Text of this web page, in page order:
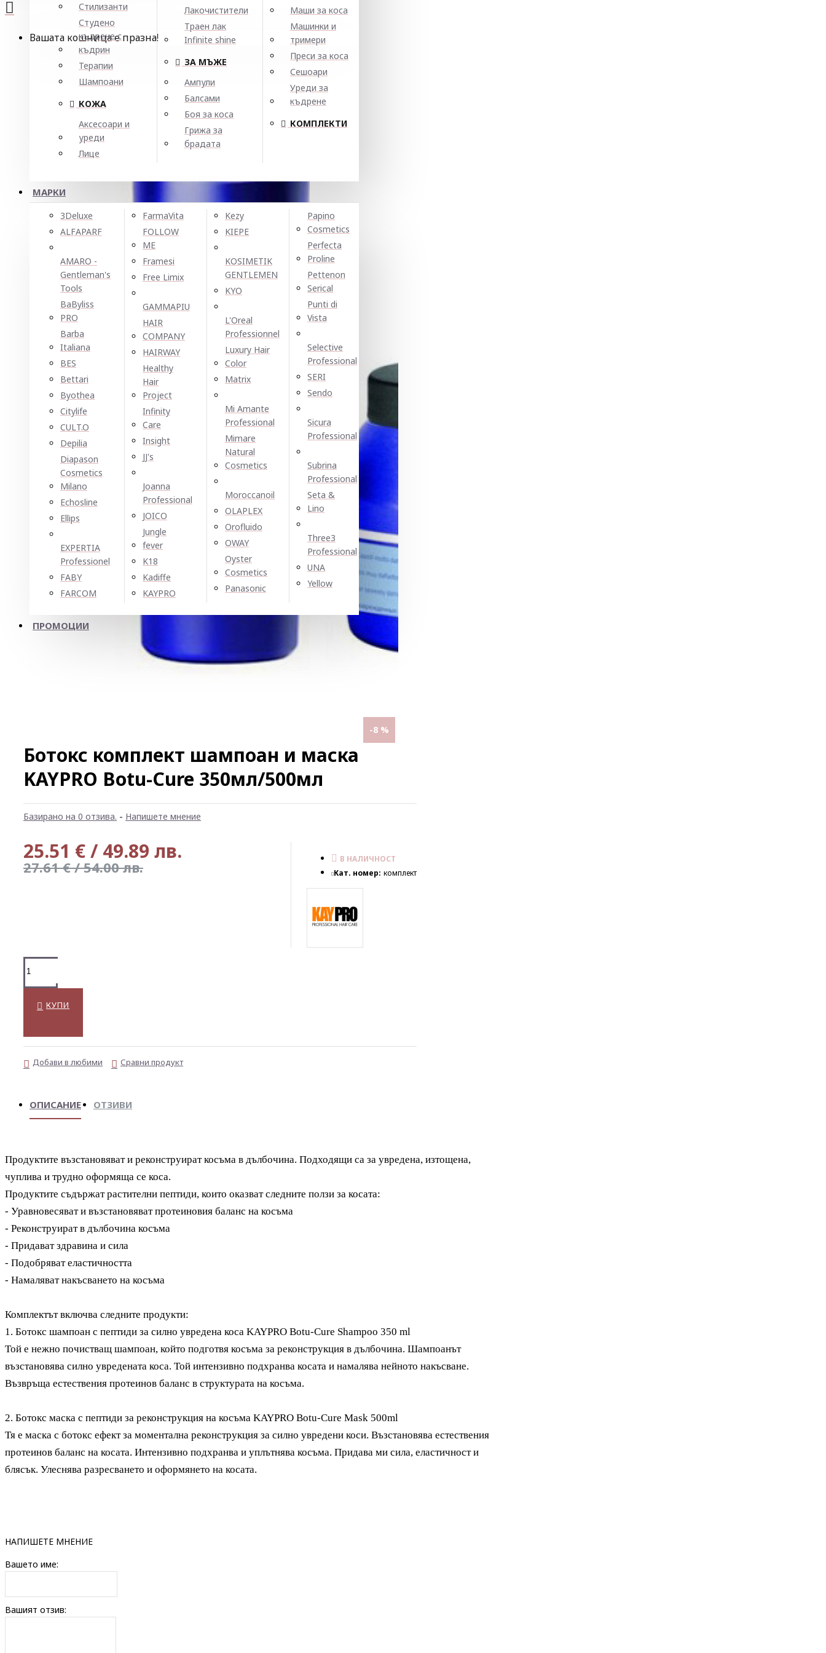
Стилизанти
Студено
къдрене с
къдрин
Терапии
Шампоани
КОЖА
Аксесоари и
уреди
Лице
Лакочистители
Траен лак
Infinite shine
ЗА МЪЖЕ
Ампули
Балсами
Боя за коса
Грижа за
брадата
Маши за коса
Машинки и
тримери
Преси за коса
Сешоари
Уреди за
къдрене
КОМПЛЕКТИ
МАРКИ
3Deluxe
ALFAPARF
AMARO -
Gentleman's
Tools
BaByliss
PRO
Barba
Italiana
BES
Bettari
Byothea
Citylife
CULT.O
Depilia
Diapason
Cosmetics
Milano
Echosline
Ellірѕ
EXPERTIA
Professionel
FABY
FARCOM
FarmaVita
FOLLOW
ME
Framesi
Free Limix
GAMMAPIU
HAIR
COMPANY
HAIRWAY
Healthy
Hair
Project
Infinity
Care
Insight
JJ's
Joanna
Professional
JOICO
Jungle
fever
K18
Kadiffe
KAYPRO
Kezy
KIEPE
KOSIMETIK
GENTLEMEN
KYO
L'Oreal
Professionnel
Luxury Hair
Color
Matrix
Mi Amante
Professional
Mimare
Natural
Cosmetics
Moroccanoil
OLAPLEX
Orofluido
OWAY
Oyster
Cosmetics
Panasonic
Papino
Cosmetics
Perfecta
Proline
Pettenon
Serical
Punti di
Vista
Selective
Professional
SERI
Sendo
Sicura
Professional
Subrina
Professional
Seta &
Lino
Three3
Professional
UNA
Yellow
ПРОМОЦИИ
Вашата кошница е празна!
-8 %
Ботокс комплект шампоан и маска
KAYPRO Botu-Cure 350мл/500мл
Базирано на 0 отзива. - Напишете мнение
25.51 € / 49.89 лв.
27.61 € / 54.00 лв.
В НАЛИЧНОСТ
Кат. номер: комплект
КУПИ
Добави в любими Сравни продукт
ОПИСАНИЕ ОТЗИВИ
Продуктите възстановявати реконструираткосъма в дълбочина. Подходящи са за увредена, изтощена,
чуплива и трудно оформяща се коса.
Продуктите съдържат растителни пептиди, които оказват следните ползи за косата:
- Уравновесяват и възстановяват протеиновия баланс на косъма
- Реконструират в дълбочина косъма
- Придават здравина и сила
- Подобряват еластичността
- Намаляват накъсването на косъма
Комплектът включва следните продукти:
1. Ботокс шампоан с пептиди за силно увредена коса KAYPRO Botu-Cure Shampoo 350 ml
Той е нежно почистващ шампоан, който подготвя косъма за реконструкция в дълбочина. Шампоанът
възстановява силно увредената коса. Той интензивно подхранва косата и намалява нейното накъсване.
Възвръща естествения протеинов баланс в структурата на косъма.
2. Ботокс маска с пептиди за реконструкция на косъма KAYPRO Botu-Cure Mask 500ml
Тя е маска с ботокс ефект за моментална реконструкция за силно увредени коси. Възстановява естествения
протеинов баланс на косата. Интензивно подхранва и уплътнява косъма. Придава ми сила, еластичност и
блясък. Улеснява разресването и оформянето на косата.
НАПИШЕТЕ МНЕНИЕ
Вашето име:
Вашият отзив: